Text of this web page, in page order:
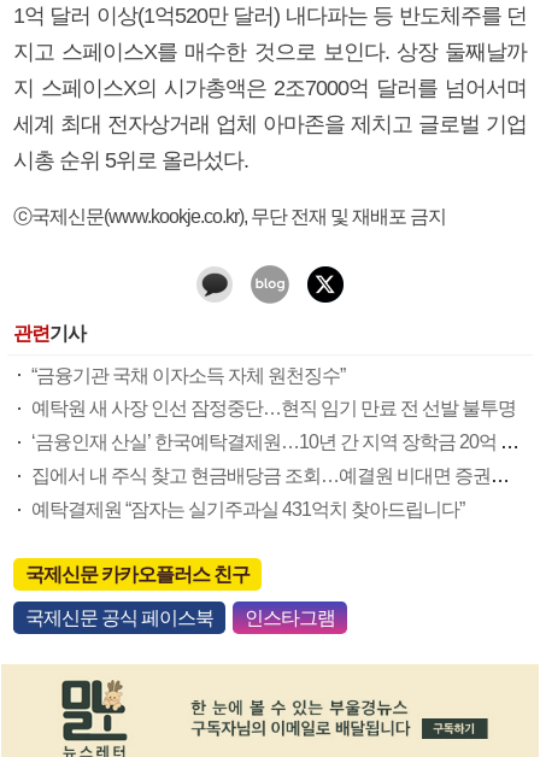
1억 달러 이상(1억520만 달러) 내다파는 등 반도체주를 던
지고 스페이스X를 매수한 것으로 보인다. 상장 둘째날까
지 스페이스X의 시가총액은 2조7000억 달러를 넘어서며
세계 최대 전자상거래 업체 아마존을 제치고 글로벌 기업
시총 순위 5위로 올라섰다.
ⓒ국제신문(www.kookje.co.kr), 무단 전재 및 재배포 금지
관련기사
“금융기관 국채 이자소득 자체 원천징수”
예탁원 새 사장 인선 잠정중단…현직 임기 만료 전 선발 불투명
‘금융인재 산실’ 한국예탁결제원…10년 간 지역 장학금 20억 지원
집에서 내 주식 찾고 현금배당금 조회…예결원 비대면 증권대행 서비스 주목
예탁결제원 “잠자는 실기주과실 431억치 찾아드립니다”
국제신문 카카오플러스 친구
국제신문 공식 페이스북 인스타그램